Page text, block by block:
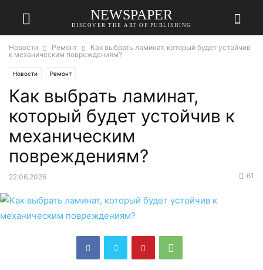
NEWSPAPER
DISCOVER THE ART OF PUBLISHING
Новости Ремонт
Как выбрать ламинат, который будет устойчив
к механическим повреждениям?
Новости Ремонт
Как выбрать ламинат,
который будет устойчив к
механическим
повреждениям?
22.06.2026 61